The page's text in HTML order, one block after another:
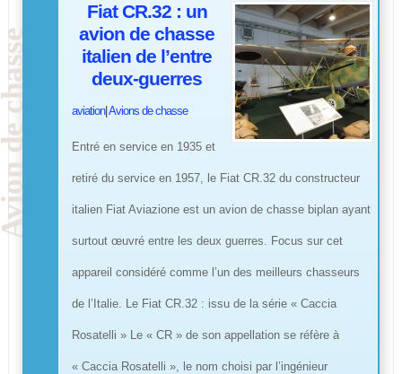
Fiat CR.32 : un
avion de chasse
italien de l’entre
deux-guerres
aviation| Avions de chasse
Entré en service en 1935 et
retiré du service en 1957, le Fiat CR.32 du constructeur
italien Fiat Aviazione est un avion de chasse biplan ayant
surtout œuvré entre les deux guerres. Focus sur cet
appareil considéré comme l’un des meilleurs chasseurs
de l’Italie. Le Fiat CR.32 : issu de la série « Caccia
Rosatelli » Le « CR » de son appellation se réfère à
« Caccia Rosatelli », le nom choisi par l’ingénieur